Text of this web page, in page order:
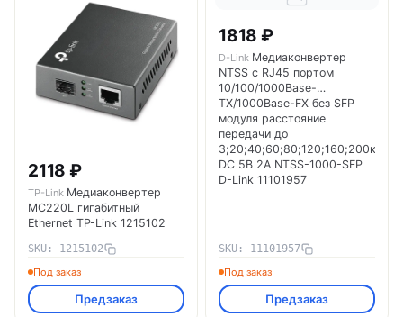
2118 ₽
TP-Link Медиаконвертер
MC220L гигабитный
Ethernet TP-Link 1215102
SKU: 1215102
Под заказ
Предзаказ
1818 ₽
D-Link Медиаконвертер
NTSS с RJ45 портом
10/100/1000Base-
TX/1000Base-FX без SFP
модуля расстояние
передачи до
3;20;40;60;80;120;160;200км
DC 5В 2А NTSS-1000-SFP
D-Link 11101957
SKU: 11101957
Под заказ
Предзаказ